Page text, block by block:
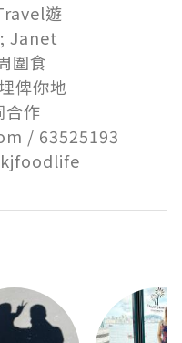
遊
Janet
圍食
俾你地
/ 63525193